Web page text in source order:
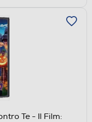
Te - Il Film: